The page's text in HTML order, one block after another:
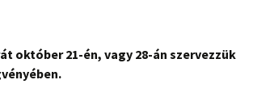
október 21-én, vagy 28-án szervezzük